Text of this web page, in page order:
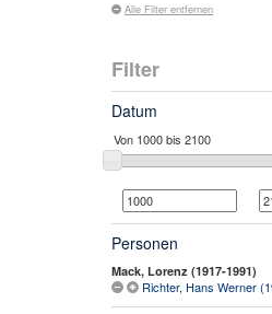
Alle Filter entfernen
Filter
Datum
Personen
Mack, Lorenz (1917-1991)
Richter, Hans Werner